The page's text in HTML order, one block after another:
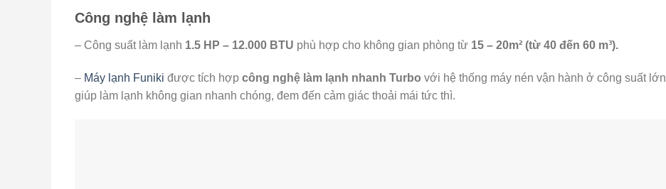
Công nghệ làm lạnh
– Công suất làm lạnh 1.5 HP – 12.000 BTU phù hợp cho không gian phòng từ 15 – 20m² (từ 40 đến 60 m³).
– Máy lạnh Funiki được tích hợp công nghệ làm lạnh nhanh Turbo với hệ thống máy nén vận hành ở công suất lớn
giúp làm lạnh không gian nhanh chóng, đem đến cảm giác thoải mái tức thì.